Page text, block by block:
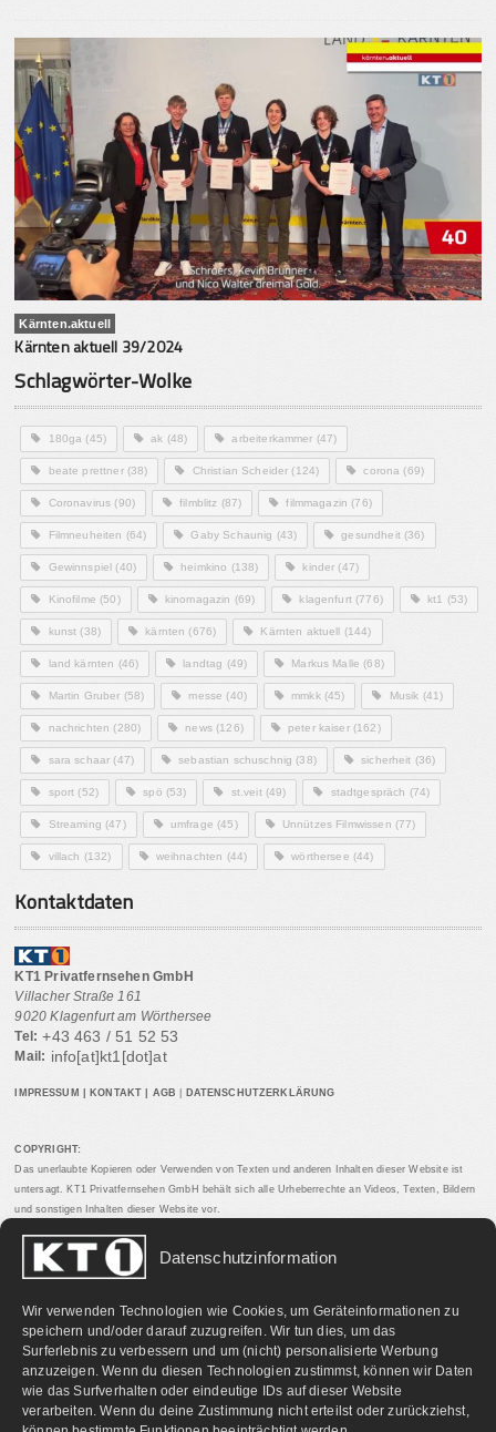
Datenschutzinformation
Wir verwenden Technologien wie Cookies, um Geräteinformationen zu
speichern und/oder darauf zuzugreifen. Wir tun dies, um das
Surferlebnis zu verbessern und um (nicht) personalisierte Werbung
anzuzeigen. Wenn du diesen Technologien zustimmst, können wir Daten
wie das Surfverhalten oder eindeutige IDs auf dieser Website
verarbeiten. Wenn du deine Zustimmung nicht erteilst oder zurückziehst,
Kärnten.aktuell
Kärnten aktuell 39/2024
Schlagwörter-Wolke
180ga (45) ak (48) arbeiterkammer (47)
beate prettner(38) Christian Scheider (124) corona (69)
Coronavirus (90) filmblitz (87) filmmagazin (76)
Filmneuheiten (64) Gaby Schaunig (43) gesundheit(36)
Gewinnspiel (40) heimkino (138) kinder (47)
Kinofilme (50) kinomagazin (69) klagenfurt(776) kt1 (53)
kunst (38) kärnten (676) Kärnten aktuell (144)
land kärnten (46) landtag (49) Markus Malle (68)
Martin Gruber (58) messe (40) mmkk(45) Musik (41)
nachrichten (280) news(126) peter kaiser(162)
sara schaar (47) sebastian schuschnig (38) sicherheit (36)
sport (52) spö (53) st.veit(49) stadtgespräch (74)
Streaming (47) umfrage (45) Unnützes Filmwissen (77)
villach (132) weihnachten (44) wörthersee (44)
Kontaktdaten
KT1 Privatfernsehen GmbH
Villacher Straße 161
9020 Klagenfurt am Wörthersee
Tel: +43 463 / 51 52 53
Mail: info[at]kt1[dot]at
IMPRESSUM KONTAKT AGB DATENSCHUTZERKLÄRUNG
COPYRIGHT:
Das unerlaubte Kopieren oder Verwenden von Texten und anderen Inhalten dieser Website ist
untersagt. KT1 Privatfernsehen GmbH behält sich alle Urheberrechte an Videos, Texten, Bildern
und sonstigen Inhalten dieser Website vor.
PARTNERLINKS: